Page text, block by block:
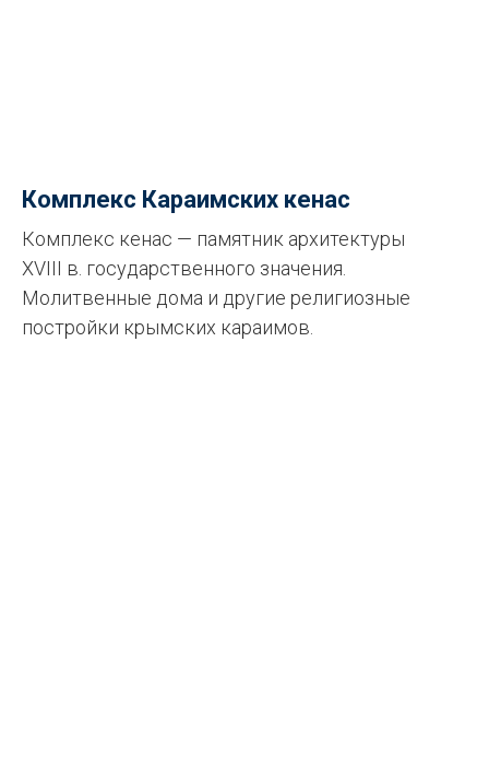
Комплекс Караимских кенас
Комплекс кенас — памятник архитектуры
XVIII в. государственного значения.
Молитвенные дома и другие религиозные
постройки крымских караимов.